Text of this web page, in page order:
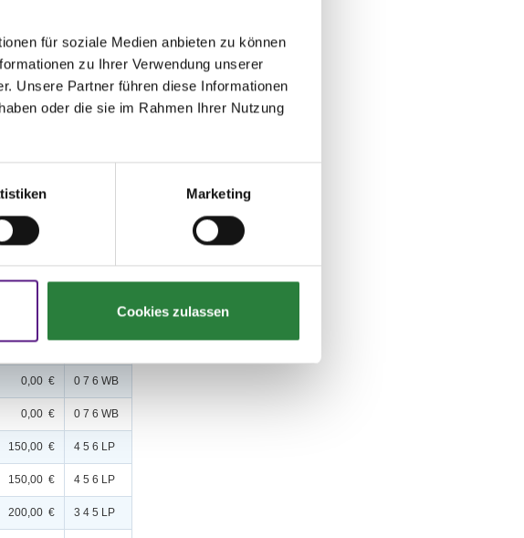
für soziale Medien anbieten zu können
zu Ihrer Verwendung unserer
Unsere Partner führen diese Informationen
oder die sie im Rahmen Ihrer Nutzung
Marketing
Cookies zulassen
Preisgeld LKL/Art
0,00 €
150,00 €
150,00 € 5 6 LP
0,00 € 0 7 6 WB
0,00 € 0 7 6 WB
150,00 € 4 5 6 LP
150,00 € 4 5 6 LP
200,00 € 3 4 5 LP